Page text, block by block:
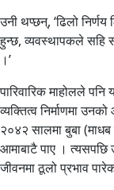
उनी थप्छन्, ‘ढिलो
हुन्छ, व्यवस्थापकले सहि
।’
पारिवारिक माहोलले
व्यक्तित्व निर्माणमा
२०४२ सालमा बुबा
आमाबाटै पाए ।
जीवनमा ठूलो प्रभाव